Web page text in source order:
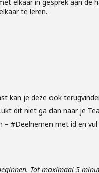
te leren.
kan je deze ook
dit niet ga dan naar je
– #Deelnemen met id en
Tot maximaal 5